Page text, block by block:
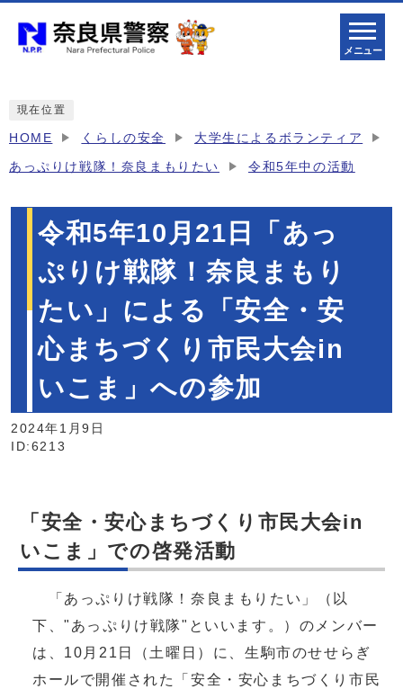
メニュー
現在位置
HOME くらしの安全 大学生によるボランティア
あっぷりけ戦隊！奈良まもりたい 令和5年中の活動
令和5年10月21日「あっ
ぷりけ戦隊！奈良まもり
たい」による「安全・安
心まちづくり市民大会in
いこま」への参加
2024年1月9日
ID:6213
「安全・安心まちづくり市民大会in
いこま」での啓発活動
「あっぷりけ戦隊！奈良まもりたい」（以
下、"あっぷりけ戦隊"といいます。）のメンバー
は、10月21日（土曜日）に、生駒市のせせらぎ
ホールで開催された「安全・安心まちづくり市民